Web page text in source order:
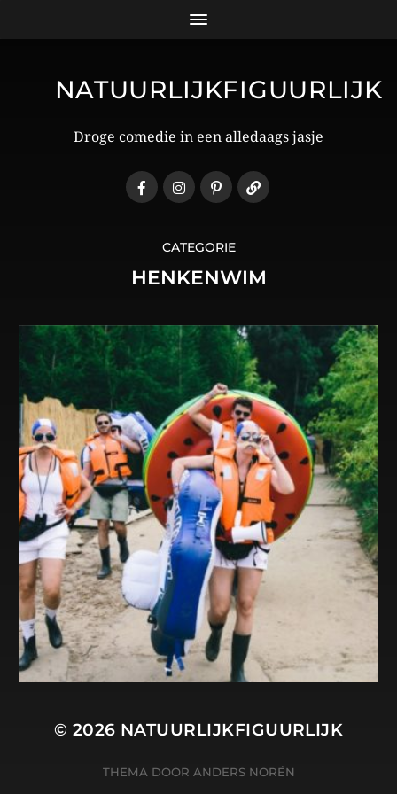
NATUURLIJKFIGUURLIJK
Droge comedie in een alledaags jasje
CATEGORIE
HENKENWIM
© 2026 NATUURLIJKFIGUURLIJK
THEMA DOOR ANDERS NORÉN